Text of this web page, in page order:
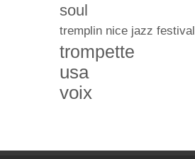
soul
tremplin nice jazz festival
trompette
usa
voix